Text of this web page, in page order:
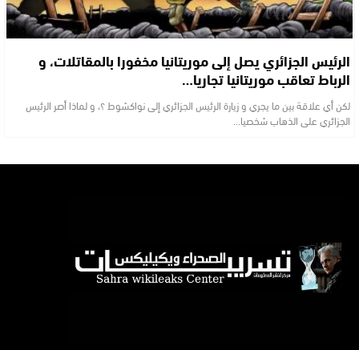
الرئيس الجزائري يصل إلى موريتانيا مخفورا بالمقاتلات، و
الرباط تعاقب موريتانيا تجاريا…
لكن أي علاقة بين ما يجري و زيارة الرئيس الجزائري إلى نواكشوط ؟، و لماذا أصر الرئيس
الجزائري على الذهاب شخصيا…